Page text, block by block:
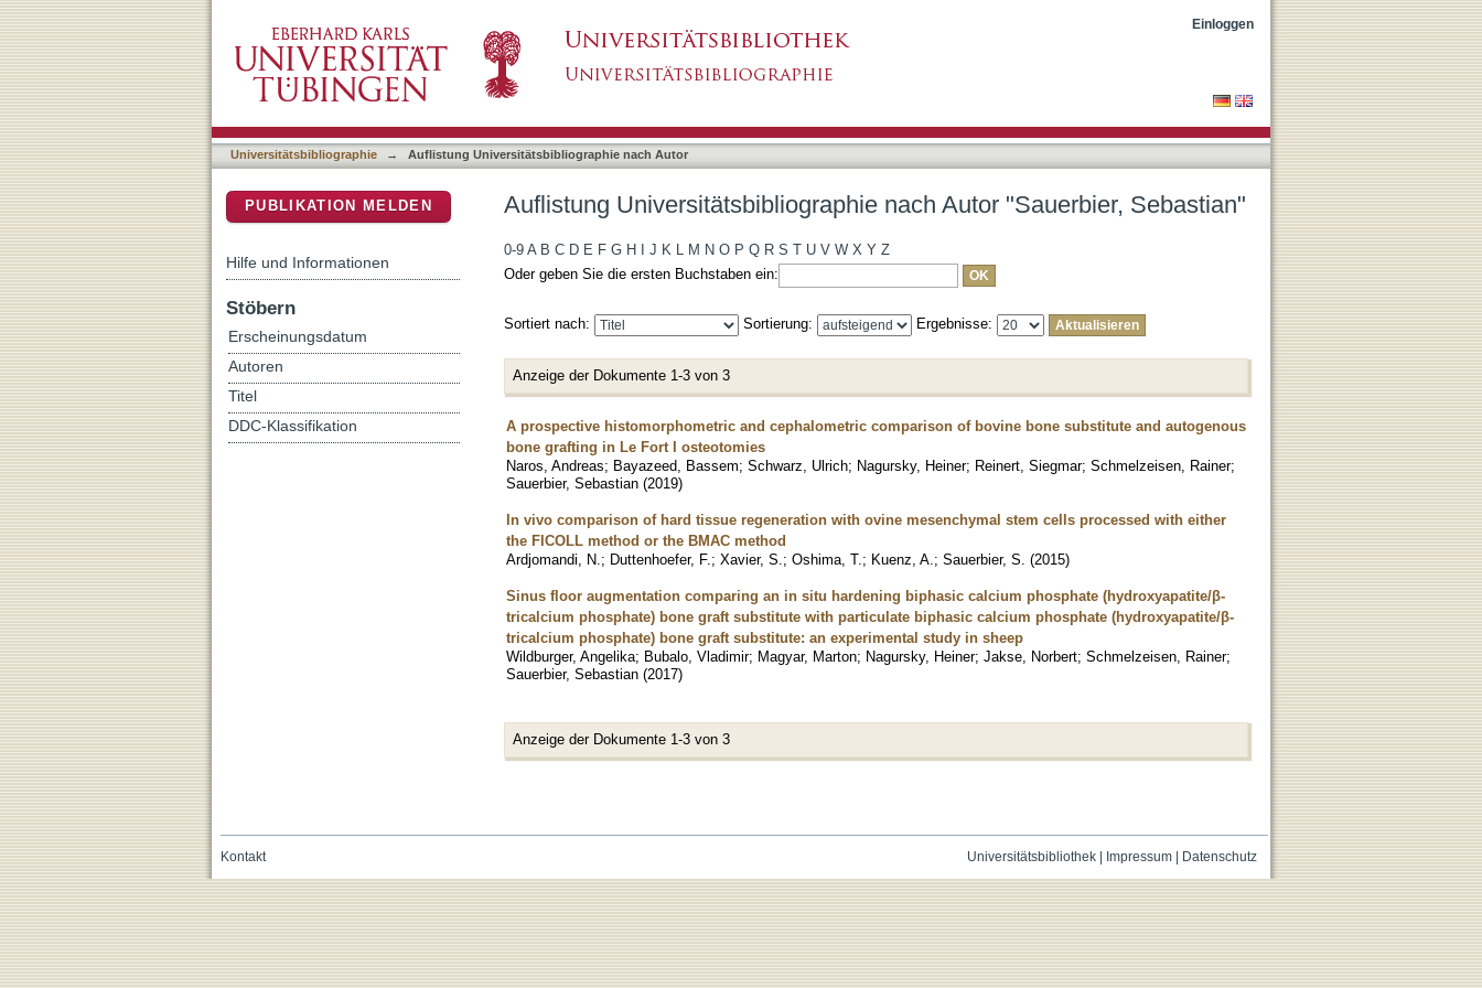
Einloggen
Universitätsbibliographie → Auflistung Universitätsbibliographie nach Autor
Auflistung Universitätsbibliographie nach Autor "Sauerbier, Sebastian"
0-9 A B C D E F G H J K L M N O P Q R S T U V W X Y Z
Oder geben Sie die ersten Buchstaben ein:
Sortiert nach: Sortierung: Ergebnisse:
Anzeige der Dokumente 1-3 von 3
A prospective histomorphometric and cephalometric comparison of bovine bone substitute and autogenous
bone grafting in Le Fort I osteotomies
Naros, Andreas; Bayazeed, Bassem; Schwarz, Ulrich; Nagursky, Heiner; Reinert, Siegmar; Schmelzeisen, Rainer;
Sauerbier, Sebastian (2019)
In vivo comparison of hard tissue regeneration with ovine mesenchymal stem cells processed with either
the FICOLL method or the BMAC method
Ardjomandi, N. ; Duttenhoefer, F. ; Xavier, S. ; Oshima, T. ; Kuenz, A. ; Sauerbier, S. (2015)
Sinus floor augmentation comparing an in situ hardening biphasic calcium phosphate (hydroxyapatite/β-
tricalcium phosphate) bone graft substitute with particulate biphasic calcium phosphate (hydroxyapatite/β-
tricalcium phosphate) bone graft substitute: an experimental study in sheep
Wildburger, Angelika; Bubalo, Vladimir; Magyar, Marton; Nagursky, Heiner; Jakse, Norbert; Schmelzeisen, Rainer;
Sauerbier, Sebastian (2017)
Anzeige der Dokumente 1-3 von 3
PUBLIKATION MELDEN
Hilfe und Informationen
Stöbern
Erscheinungsdatum
Autoren
Titel
DDC-Klassifikation
Universitätsbibliothek| Impressum| Datenschutz
Kontakt